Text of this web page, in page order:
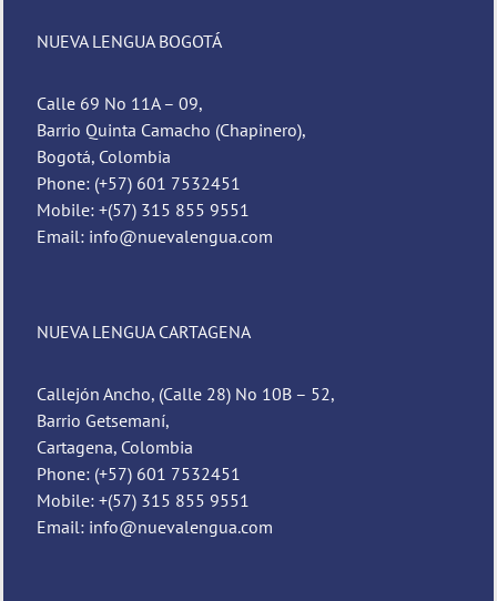
NUEVA LENGUA BOGOTÁ
Calle 69 No 11A – 09,
Barrio Quinta Camacho (Chapinero),
Bogotá, Colombia
Phone: (+57) 601 7532451
Mobile: +(57) 315 855 9551
Email: info@nuevalengua.com
NUEVA LENGUA CARTAGENA
Callejón Ancho, (Calle 28) No 10B – 52,
Barrio Getsemaní,
Cartagena, Colombia
Phone: (+57) 601 7532451
Mobile: +(57) 315 855 9551
Email: info@nuevalengua.com